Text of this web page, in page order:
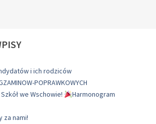
i ich rodziców
POPRAWKOWYCH
we Wschowie!
Harmonogram
za nami!